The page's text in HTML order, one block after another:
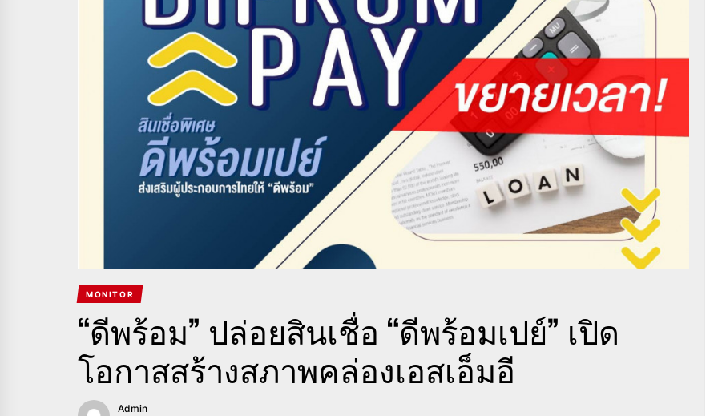
MONITOR
“ดีพร้อม” ปล่อยสินเชื่อ “ดีพร้อมเปย์” เปิด
โอกาสสร้างสภาพคล่องเอสเอ็มอี
Admin